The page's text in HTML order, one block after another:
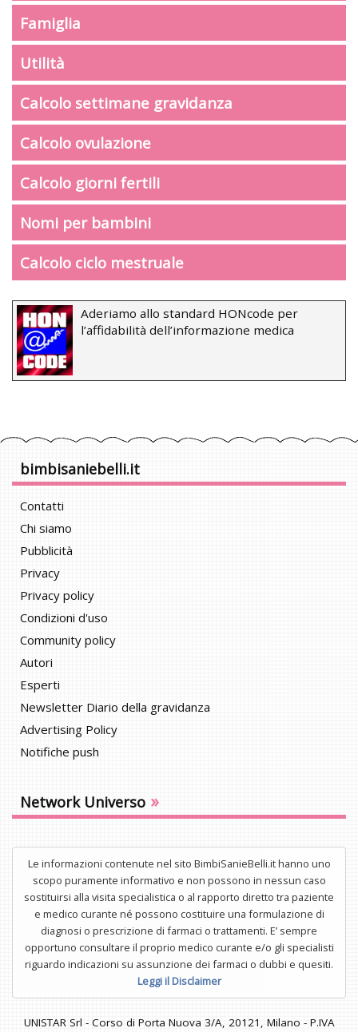
Famiglia
Utilità
Calcolo settimane gravidanza
Calcolo ovulazione
Calcolo giorni fertili
Nomi per bambini
Calcolo ciclo mestruale
Aderiamo allo standard HONcode per
l’affidabilità dell’informazione medica
bimbisaniebelli.it
Contatti
Chi siamo
Pubblicità
Privacy
Privacy policy
Condizioni d'uso
Community policy
Autori
Esperti
Newsletter Diario della gravidanza
Advertising Policy
Notifiche push
Network Universo »
Le informazioni contenute nel sito BimbiSanieBelli.it hanno uno
scopo puramente informativo e non possono in nessun caso
sostituirsi alla visita specialistica o al rapporto diretto tra paziente
e medico curante né possono costituire una formulazione di
diagnosi o prescrizione di farmaci o trattamenti. E’ sempre
opportuno consultare il proprio medico curante e/o gli specialisti
riguardo indicazioni su assunzione dei farmaci o dubbi e quesiti.
Leggi il Disclaimer
UNISTAR Srl - Corso di Porta Nuova 3/A, 20121, Milano - P.IVA